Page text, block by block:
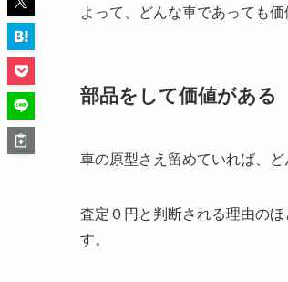
よって、どんな車であっても価
部品をして価値がある
車の原型さえ留めていれば、
査定０円と判断される理由の
す。